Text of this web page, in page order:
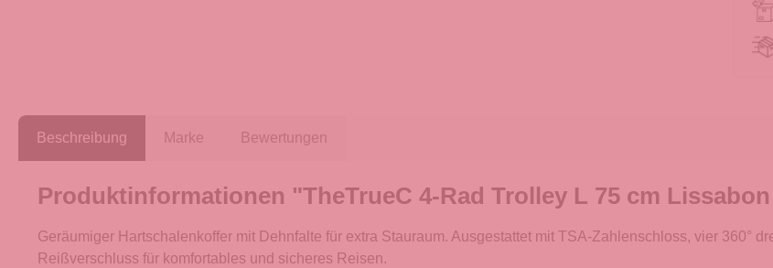
Beschreibung Marke Bewertungen
Produktinformationen "TheTrueC 4-Rad Trolley L 75 cm
Geräumiger Hartschalenkoffer mit Dehnfalte für extra Stauraum. Ausgestattet mit TSA-Zahlenschloss, vier 360°
Reißverschluss für komfortables und sicheres Reisen.